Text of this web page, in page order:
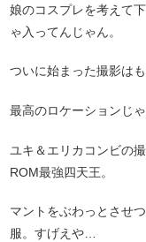
娘のコスプレを考えて
ゃ入ってんじゃん。
ついに始まった撮影は
最高のロケーションじ
ユキ＆エリカコンビの
ROM最強四天王。
マントをぶわっとさせ
服。すげえや…